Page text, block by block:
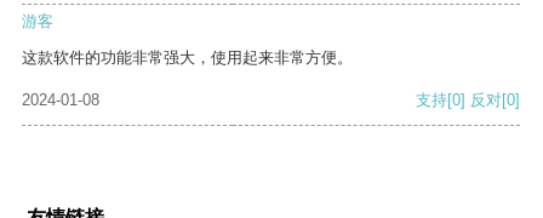
游客
这款软件的功能非常强大，使用起来非常方便。
2024-01-08 支持[0] 反对[0]